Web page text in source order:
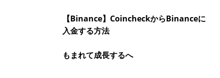
【Binance】CoincheckからBinanceに
入金する方法
もまれて成長するへ